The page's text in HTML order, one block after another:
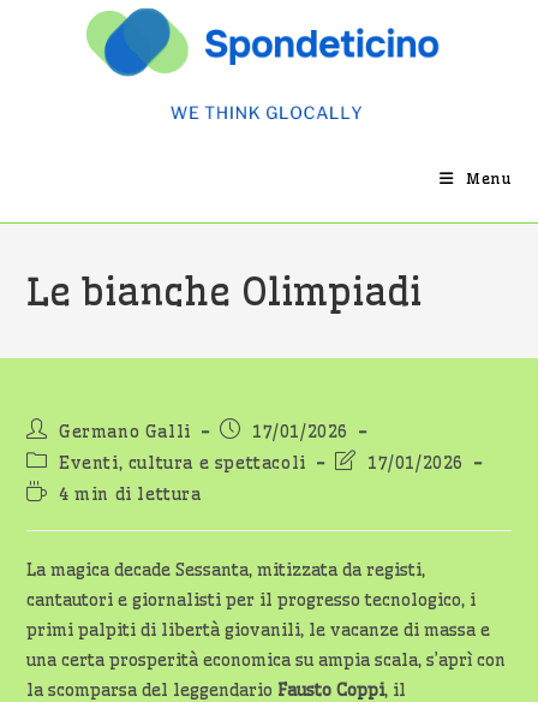
Menu
Le bianche Olimpiadi
Autore
dell'articolo:
Germano Galli
Articolo
pubblicato:
17/01/2026
Categoria
dell'articolo:
Eventi, cultura e spettacoli
Ultima17/01/2026
Tempo
lettura:
4 min di lettura
La magica decade Sessanta, mitizzata da registi,
cantautori e giornalisti per il progresso tecnologico, i
primi palpiti di libertà giovanili, le vacanze di massa e
una certa prosperità economica su ampia scala, s’aprì con
la scomparsa del leggendario Fausto Coppi, il